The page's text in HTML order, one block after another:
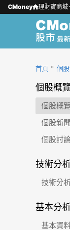
CMoney 理財寶商城
首頁 個股
個股概
個股概覽
個股新聞
個股討論
技術分
技術分
基本分
基本資